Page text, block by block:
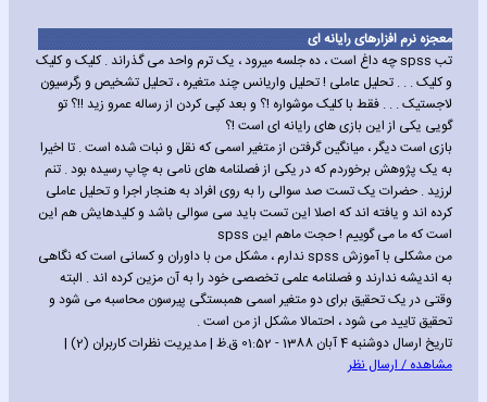
معجزه نرم افزارهای رایانه ای
تب spss چه داغ است ، ده جلسه میرود ، یک ترم واحد می گذراند . کلیک و کلیک
و کلیک . . . تحلیل عاملی ! تحلیل واریانس چند متغیره ، تحلیل تشخیص و رگرسیون
لاجستیک . . . فقط با کلیک موشواره !؟ و بعد کپی کردن از رساله عمرو زید !!؟ تو
گویی یکی از این بازی های رایانه ای است !؟
بازی است دیگر ، میانگین گرفتن از متغیر اسمی که نقل و نبات شده است . تا اخیرا
به یک پژوهش برخوردم که در یکی از فصلنامه های نامی به چاپ رسیده بود . تنم
لرزید . حضرات یک تست صد سوالی را به روی افراد به هنجار اجرا و تحلیل عاملی
کرده اند و یافته اند که اصلا این تست باید سی سوالی باشد و کلیدهایش هم این
است که ما می گوییم ! حجت ماهم این spss
من مشکلی با آموزش spss ندارم ، مشکل من با داوران و کسانی است که نگاهی
به اندیشه ندارند و فصلنامه علمی تخصصی خود را به آن مزین کرده اند . البته
وقتی در یک تحقیق برای دو متغیر اسمی همبستگی پیرسون محاسبه می شود و
تحقیق تایید می شود ، احتمالا مشکل از من است .
تاریخ ارسال دوشنبه 4 آبان 1388 - 01:52 ق.ظ | مدیریت نظرات کاربران (2) |
مشاهده / ارسال نظر